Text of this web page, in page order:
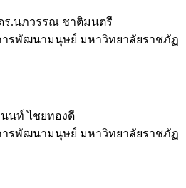
.นภวรรณ ชาติมนตรี
ฒนามนุษย์ มหาวิทยาลัยราชภัฏ
ท์ ไชยทองดี
ฒนามนุษย์ มหาวิทยาลัยราชภัฏ